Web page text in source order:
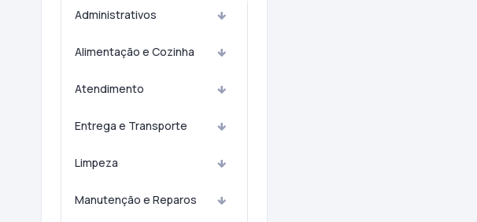
Setor Alimentício
Transporte e Logística
Turismo e Hotelaria
Administrativos
Alimentação e Cozinha
Atendimento
Entrega e Transporte
Limpeza
Manutenção e Reparos